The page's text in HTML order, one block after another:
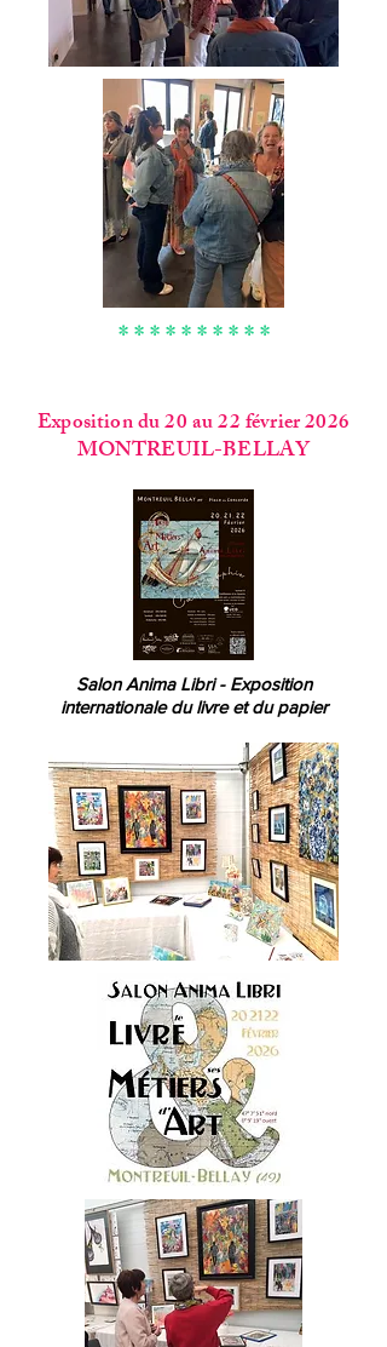
* * * * * * * * * *
Exposition du 20 au 22 février 2026
MONTREUIL-BELLAY
Salon Anima Libri - Exposition
internationale du livre et du papier